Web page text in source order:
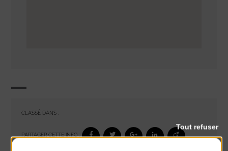
CLASSÉ DANS :
PARTAGER CETTE INFO :
Tout refuser